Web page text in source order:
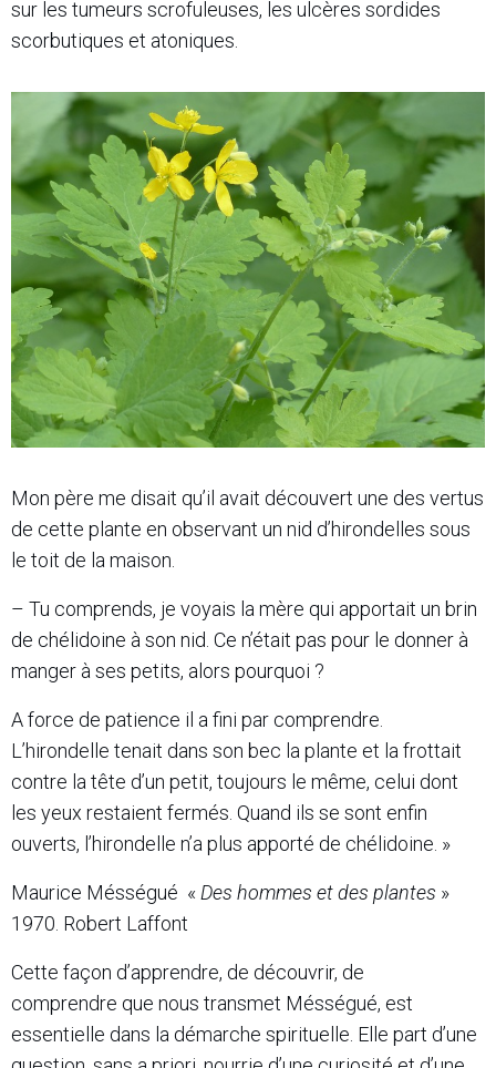
sur les tumeurs scrofuleuses, les ulcères sordides
scorbutiques et atoniques.
Mon père me disait qu’il avait découvert une des vertus
de cette plante en observant un nid d’hirondelles sous
le toit de la maison.
– Tu comprends, je voyais la mère qui apportait un brin
de chélidoine à son nid. Ce n’était pas pour le donner à
manger à ses petits, alors pourquoi ?
A force de patience il a fini par comprendre.
L’hirondelle tenait dans son bec la plante et la frottait
contre la tête d’un petit, toujours le même, celui dont
les yeux restaient fermés. Quand ils se sont enfin
ouverts, l’hirondelle n’a plus apporté de chélidoine. »
Maurice Mésségué « Des hommes et des plantes »
1970. Robert Laffont
Cette façon d’apprendre, de découvrir, de
comprendre que nous transmet Mésségué, est
essentielle dans la démarche spirituelle. Elle part d’une